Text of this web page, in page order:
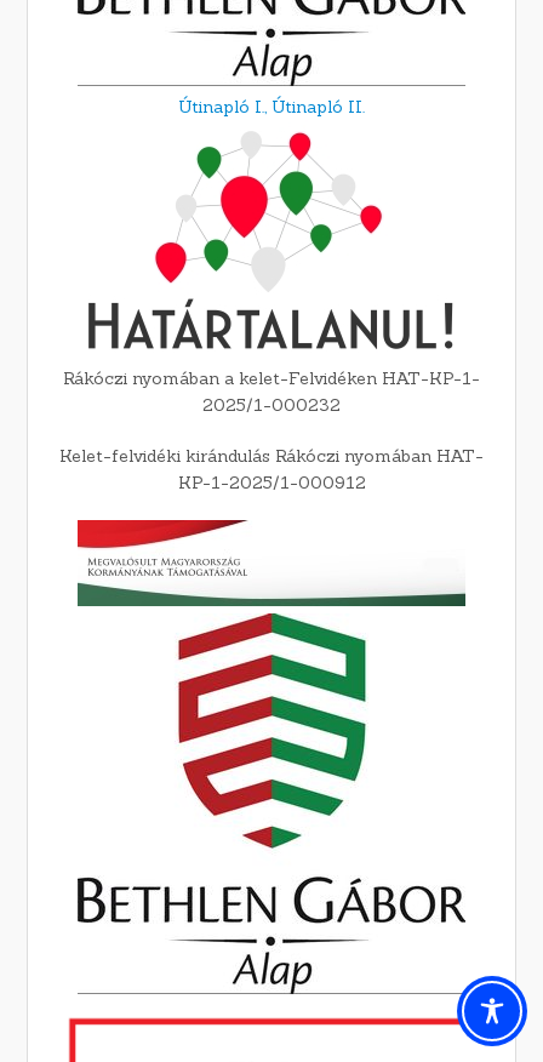
Útinapló I., Útinapló II.
Rákóczi nyomában a kelet-Felvidéken HAT-KP-1-
2025/1-000232
Kelet-felvidéki kirándulás Rákóczi nyomában HAT-
KP-1-2025/1-000912